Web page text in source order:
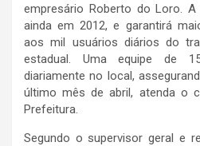
empresário Roberto do Loro.
ainda em 2012, e garantirá
aos mil usuários diários do
estadual. Uma equipe de
diariamente no local,
último mês de abril, atenda o
Prefeitura.
Segundo o supervisor geral e